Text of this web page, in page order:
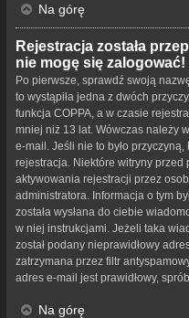
Na górę
Rejestracja została
nie mogę się zalogować!
Po pierwsze, sprawdź swoją
to wystąpiła jedna z dwóch
funkcja COPPA, a w czasie
mniej niż 13 lat. Wówczas należy
e-mail. Jeśli nie to było
rejestracja. Niektóre witryny
aktywowania rejestracji przez
administratora. Informacja o tym
została wysłana do ciebie
w niej instrukcjami. Jeżeli taka
został podany nieprawidłowy
zatrzymana przez filtr
adres e-mail jest prawidłowy,
Na górę